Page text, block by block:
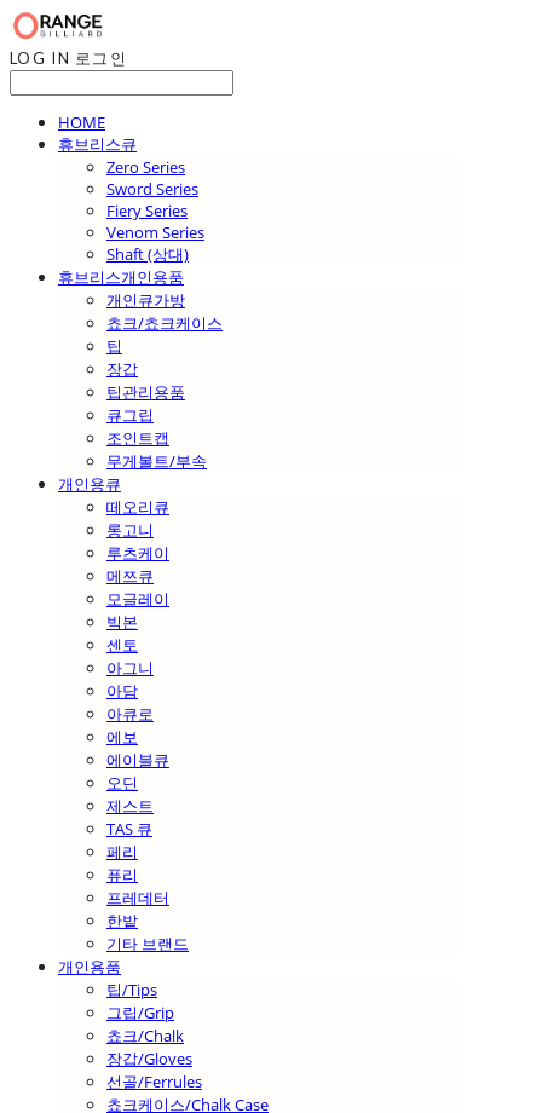
LOG IN 로그인
HOME
휴브리스큐
Zero Series
Sword Series
Fiery Series
Venom Series
Shaft (상대)
휴브리스개인용품
개인큐가방
쵸크/쵸크케이스
팁
장갑
팁관리용품
큐그립
조인트캡
무게볼트/부속
개인용큐
떼오리큐
롱고니
루츠케이
메쯔큐
모글레이
빅본
센토
아그니
아담
아큐로
에보
에이블큐
오딘
제스트
TAS 큐
페리
퓨리
프레데터
한밭
기타 브랜드
개인용품
팁/Tips
그립/Grip
쵸크/Chalk
장갑/Gloves
선골/Ferrules
쵸크케이스/Chalk Case